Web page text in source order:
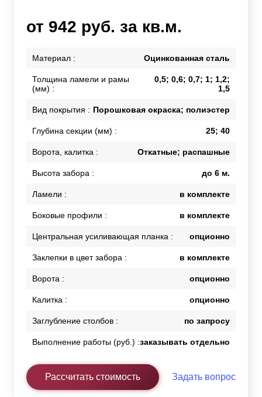
от 942 руб. за кв.м.
Материал : Оцинкованная сталь
Толщина ламели и рамы
(мм) :
0,5; 0,6; 0,7; 1; 1,2;
1,5
Вид покрытия : Порошковая окраска; полиэстер
Глубина секции (мм) : 25; 40
Ворота, калитка : Откатные; распашные
Высота забора : до 6 м.
Ламели : в комплекте
Боковые профили : в комплекте
Центральная усиливающая планка : опционно
Заклепки в цвет забора : в комплекте
Ворота : опционно
Калитка : опционно
Заглубление столбов : по запросу
Выполнение работы (руб.) :заказывать отдельно
Рассчитать стоимость Задать вопрос